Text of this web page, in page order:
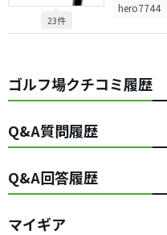
23件
hero7744
ゴルフ場クチコミ履歴
Q&A質問履歴
Q&A回答履歴
マイギア